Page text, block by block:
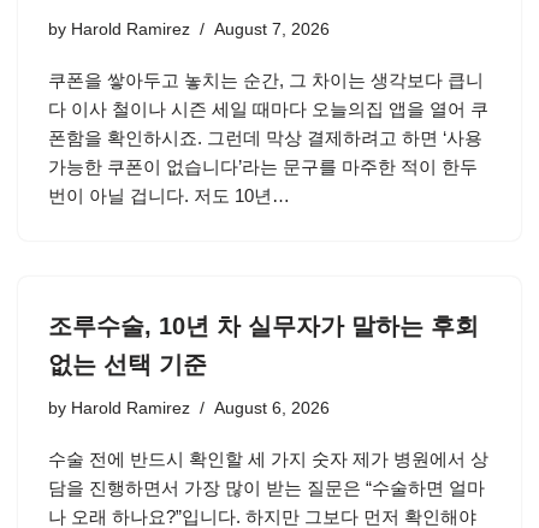
by Harold Ramirez August 7, 2026
쿠폰을 쌓아두고 놓치는 순간, 그 차이는 생각보다 큽니
다 이사 철이나 시즌 세일 때마다 오늘의집 앱을 열어 쿠
폰함을 확인하시죠. 그런데 막상 결제하려고 하면 ‘사용
가능한 쿠폰이 없습니다’라는 문구를 마주한 적이 한두
번이 아닐 겁니다. 저도 10년…
조루수술, 10년 차 실무자가 말하는 후회
없는 선택 기준
by Harold Ramirez August 6, 2026
수술 전에 반드시 확인할 세 가지 숫자 제가 병원에서 상
담을 진행하면서 가장 많이 받는 질문은 “수술하면 얼마
나 오래 하나요?”입니다. 하지만 그보다 먼저 확인해야